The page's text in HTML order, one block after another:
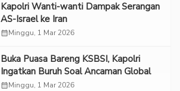
Kapolri Wanti-wanti Dampak Serangan
AS-Israel ke Iran
calendar_monthMinggu, 1 Mar 2026
Buka Puasa Bareng KSBSI, Kapolri
Ingatkan Buruh Soal Ancaman Global
calendar_monthMinggu, 1 Mar 2026